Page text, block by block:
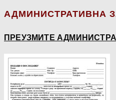
АДМИНИСТРАТИВНА
ПРЕУЗМИТЕ